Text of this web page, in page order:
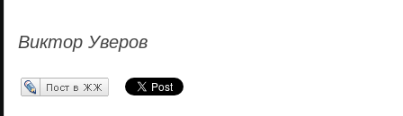
Виктор Уверов
Перепост в ЖЖ